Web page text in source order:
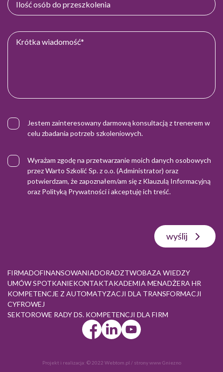
Jestem zainteresowany darmową konsultacją z trenerem w
celu zbadania potrzeb szkoleniowych.
Wyrażam zgodę na przetwarzanie moich danych osobowych
przez Warto Szkolić Sp. z o.o. (Administrator) oraz
potwierdzam, że zapoznałem/am się z Klauzulą Informacyjną
oraz Polityką Prywatnościi akceptuję ich treść.
wyślij
FIRMADOFINANSOWANIADORADZTWOBAZA WIEDZY
UMÓW SPOTKANIEKONTAKTAKADEMIA MENADŻERA HR
KOMPETENCJE Z AUTOMATYZACJI DLA TRANSFORMACJI
CYFROWEJ
SEKTOROWE RADY DS. KOMPETENCJI DLA FIRM
Projekt i realizacja: © 2022 Webtom.pl / strony www Gniezno